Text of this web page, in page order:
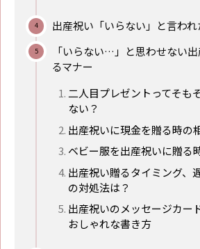
出産祝い「いらない」と言われ
「いらない…」と思わせない
るマナー
二人目プレゼントってそも
ない？
出産祝いに現金を贈る時の
ベビー服を出産祝いに贈る
出産祝い贈るタイミング、
の対処法は？
出産祝いのメッセージカー
おしゃれな書き方